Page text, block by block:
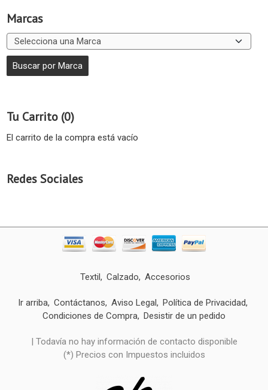
Marcas
Tu Carrito (0)
El carrito de la compra está vacío
Redes Sociales
Textil Calzado Accesorios
Ir arriba Contáctanos Aviso Legal
Política de Privacidad
Condiciones de Compra Desistir de un pedido
| Todavía no hay información de contacto disponible
(*) Precios con Impuestos incluidos